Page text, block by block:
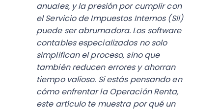
anuales, y la presión por cumplir con
el Servicio de Impuestos Internos (SII)
puede ser abrumadora. Los software
contables especializados no solo
simplifican el proceso, sino que
también reducen errores y ahorran
tiempo valioso. Si estás pensando en
cómo enfrentar la Operación Renta,
este artículo te muestra por qué un